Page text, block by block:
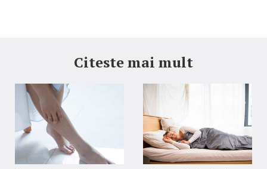
Citeste mai mult